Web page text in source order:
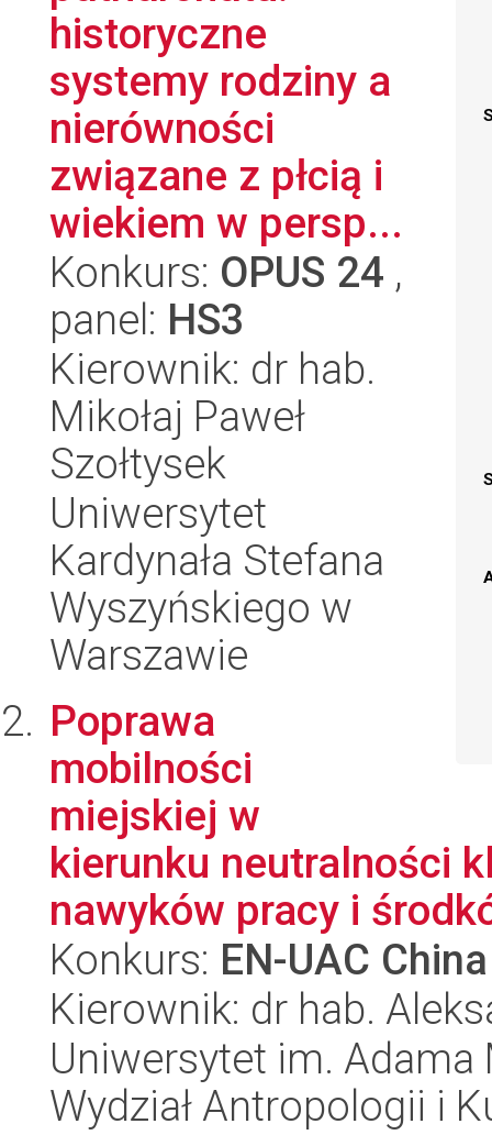
historyczne
systemy rodziny a
nierówności
związane z płcią i
wiekiem w persp...
Konkurs: OPUS 24 ,
panel: HS3
Kierownik: dr hab.
Mikołaj Paweł
Szołtysek
Uniwersytet
Kardynała Stefana
Wyszyńskiego w
Warszawie
Poprawa
mobilności
miejskiej w
kierunku neutralności
nawyków pracy i
Konkurs: EN-UAC
Kierownik: dr hab.
Uniwersytet im.
Wydział Antropologii i